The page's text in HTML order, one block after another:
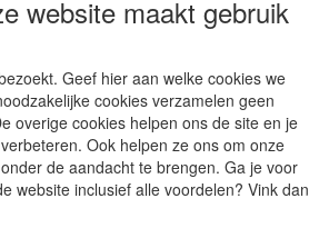
website maakt gebruik
Geef hier aan welke cookies we
cookies verzamelen geen
overige cookies helpen ons de site en je
Ook helpen ze ons om onze
de aandacht te brengen. Ga je voor
website inclusief alle voordelen? Vink dan